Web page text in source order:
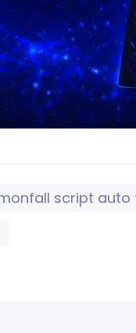
script auto